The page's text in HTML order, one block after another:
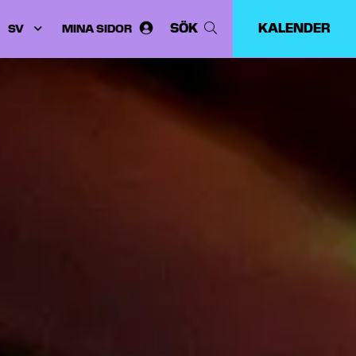
Välj
MINA SIDOR SÖK KALENDER